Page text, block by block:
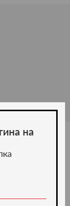
ново -36%
на